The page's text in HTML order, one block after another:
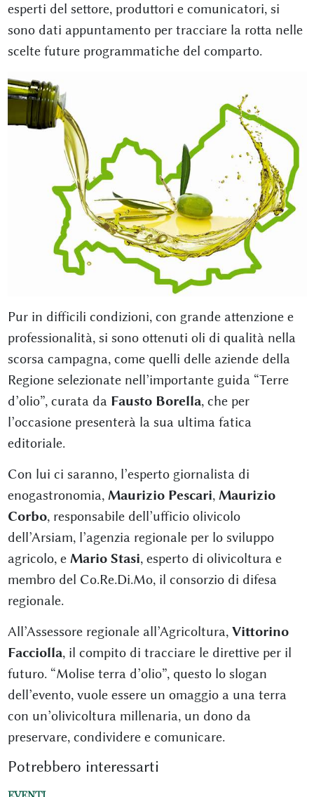
esperti del settore, produttori e comunicatori, si
sono dati appuntamento per tracciare la rotta nelle
scelte future programmatiche del comparto.
Pur in difficili condizioni, con grande attenzione e
professionalità, si sono ottenuti oli di qualità nella
scorsa campagna, come quelli delle aziende della
Regione selezionate nell’importante guida “Terre
d’olio”, curata da Fausto Borella, che per
l’occasione presenterà la sua ultima fatica
editoriale.
Con lui ci saranno, l’esperto giornalista di
enogastronomia, Maurizio Pescari, Maurizio
Corbo, responsabile dell’ufficio olivicolo
dell’Arsiam, l’agenzia regionale per lo sviluppo
agricolo, e Mario Stasi, esperto di olivicoltura e
membro del Co.Re.Di.Mo, il consorzio di difesa
regionale.
All’Assessore regionale all’Agricoltura, Vittorino
Facciolla, il compito di tracciare le direttive per il
futuro. “Molise terra d’olio”, questo lo slogan
dell’evento, vuole essere un omaggio a una terra
con un’olivicoltura millenaria, un dono da
preservare, condividere e comunicare.
Potrebbero interessarti